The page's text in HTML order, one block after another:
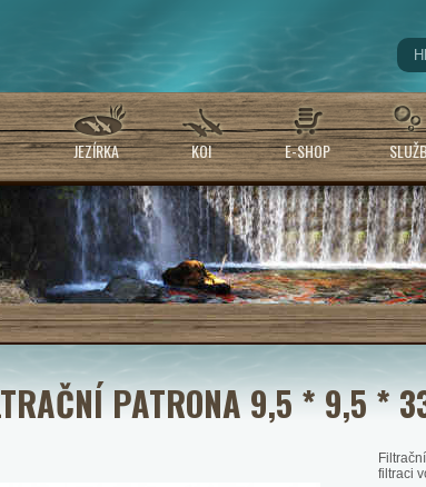
JEZÍRKA KOI E-SHOP
PATRONA 9,5 * 9,5 *
filtraci